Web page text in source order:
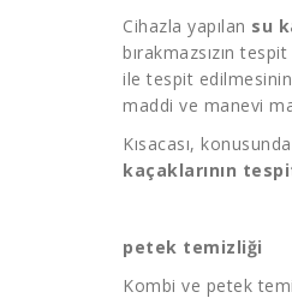
Cihazla yapılan su
bırakmazsızın
ile tespit edilmesinin
maddi ve manevi
Kısacası,
kaçaklarının
petek temizliği
Kombi ve petek